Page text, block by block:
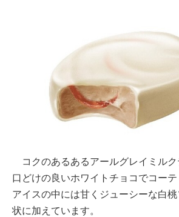
コクのあるあるアールグレイミルク
口どけの良いホワイトチョコでコーテ
アイスの中には甘くジューシーな白
状に加えています。